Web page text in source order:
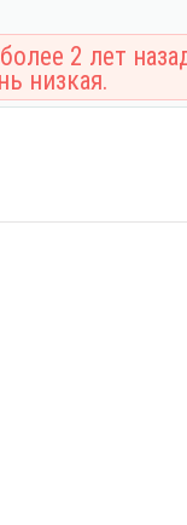
2 лет
низкая.